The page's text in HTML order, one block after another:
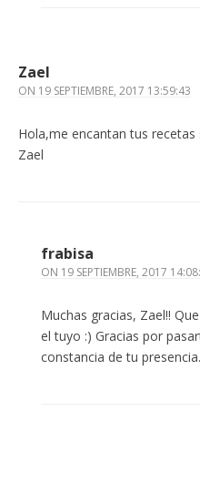
Zael
ON 19 SEPTIEMBRE, 2017 13:59:43
Hola,me encantan tus
Zael
frabisa
ON 19 SEPTIEMBRE, 2017
Muchas gracias, Zael!!
el tuyo :) Gracias por
constancia de tu